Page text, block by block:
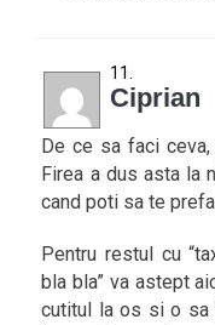
Ciprian
De ce sa faci
Firea a dus asta la
cand poti sa te
Pentru restul cu
bla bla” va astept
cutitul la os si o sa